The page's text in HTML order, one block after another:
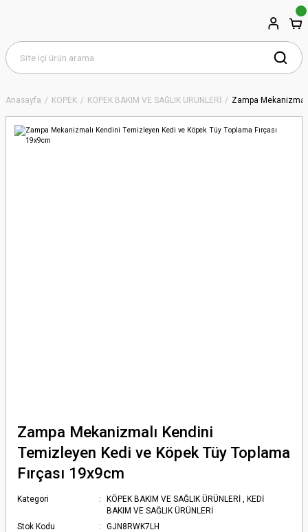
Anasayfa KÖPEK KÖPEK BAKIM VE SAĞLIK ÜRÜNLERİ Zampa
Zampa Mekanizmalı Kendini
Temizleyen Kedi ve Köpek Tüy Toplama
Fırçası 19x9cm
Kategori KÖPEK BAKIM VE SAĞLIK ÜRÜNLERİ , KEDİ
BAKIM VE SAĞLIK ÜRÜNLERİ
Stok Kodu
GJN8RWK7LH